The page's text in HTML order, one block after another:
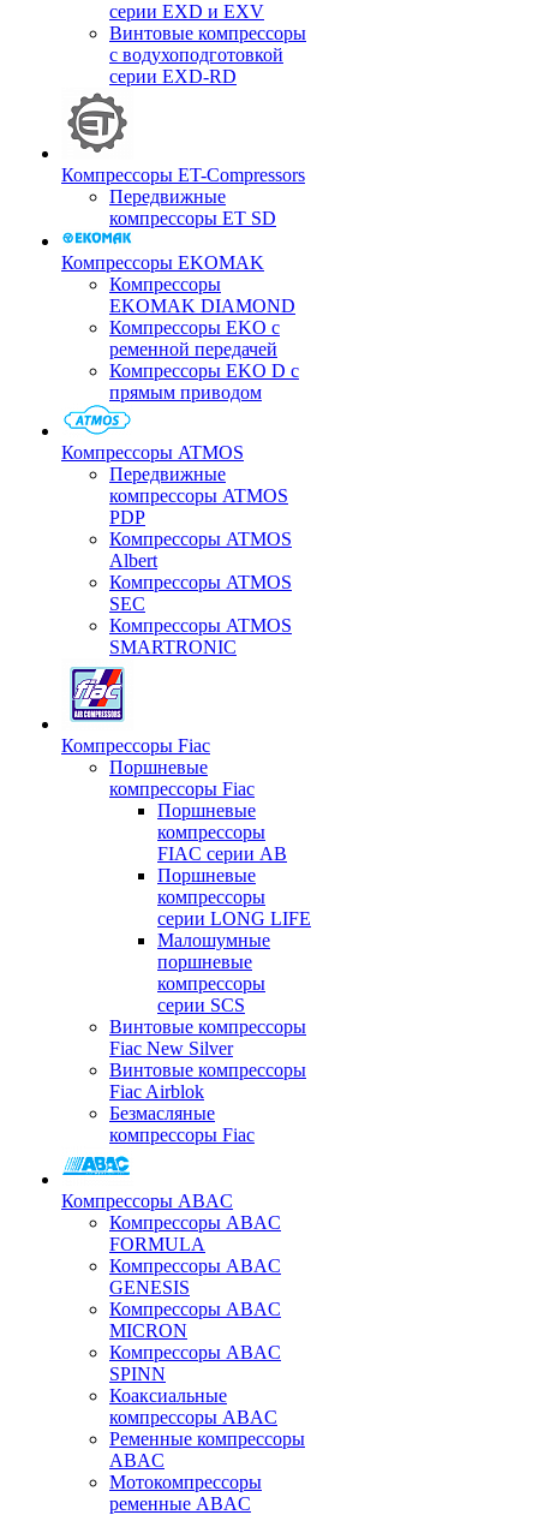
серии EXD и EXV
Винтовые компрессоры
с водухоподготовкой
серии EXD-RD
Компрессоры ET-Compressors
Передвижные
компрессоры ET SD
Компрессоры EKOMAK
Компрессоры
EKOMAK DIAMOND
Компрессоры EKO c
ременной передачей
Компрессоры EKO D с
прямым приводом
Компрессоры ATMOS
Передвижные
компрессоры ATMOS
PDP
Компрессоры ATMOS
Albert
Компрессоры ATMOS
SEC
Компрессоры ATMOS
SMARTRONIC
Компрессоры Fiac
Поршневые
компрессоры Fiac
Поршневые
компрессоры
FIAC серии AB
Поршневые
компрессоры
серии LONG LIFE
Малошумные
поршневые
компрессоры
серии SCS
Винтовые компрессоры
Fiac New Silver
Винтовые компрессоры
Fiac Airblok
Безмасляные
компрессоры Fiac
Компрессоры ABAC
Компрессоры ABAC
FORMULA
Компрессоры ABAC
GENESIS
Компрессоры ABAC
MICRON
Компрессоры ABAC
SPINN
Коаксиальные
компрессоры ABAC
Ременные компрессоры
ABAC
Мотокомпрессоры
ременные ABAC